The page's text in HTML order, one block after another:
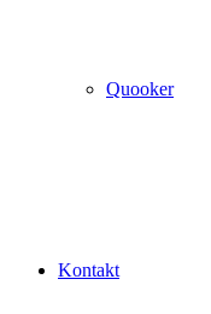
Quooker
Kontakt